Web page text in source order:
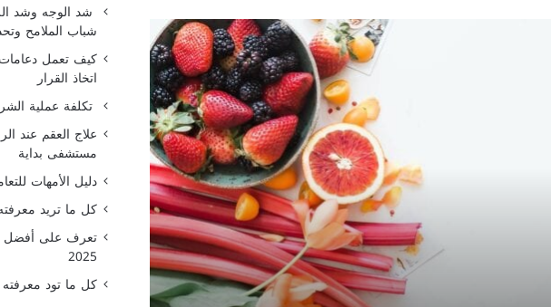
شد الوجه وشد
شباب الملامح
كيف تعمل
اتخاذ القرار
تكلفة عملية
علاج العقم عند
مستشفى بداية
دليل الأمهات
كل ما تريد
تعرف على
2025
كل ما تود